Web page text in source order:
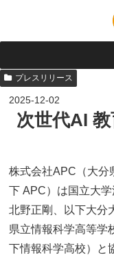
プレスリリース
2025-12-02
次世代AI
株式会社APC（大分
下 APC）は国立大
北野正剛、以下大分
県立情報科学高等学
下情報科学高校）と